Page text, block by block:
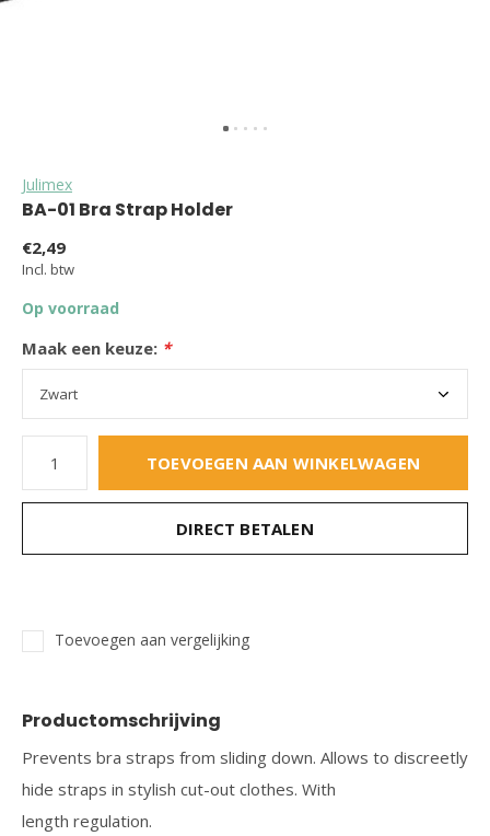
Julimex
BA-01 Bra Strap Holder
€2,49
Incl. btw
Op voorraad
Maak een keuze: *
TOEVOEGEN AAN WINKELWAGEN
DIRECT BETALEN
Toevoegen aan vergelijking
Productomschrijving
Prevents bra straps from sliding down. Allows to discreetly
hide straps in stylish cut-out clothes. With
length regulation.